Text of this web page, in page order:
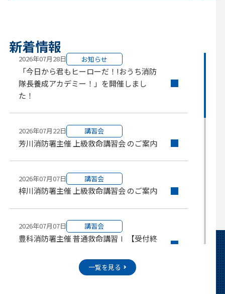
新着情報
2026年07月28日 お知らせ
「今日から君もヒーローだ！!おうち消防
隊長養成アカデミー！」を開催しまし
た！
2026年07月22日 講習会
芳川消防署主催 上級救命講習会 のご案内
2026年07月07日 講習会
梓川消防署主催 上級救命講習会 のご案内
2026年07月07日 講習会
豊科消防署主催 普通救命講習Ⅰ 【受付終
一覧を見る